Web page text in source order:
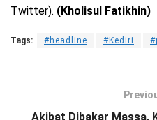
Twitter). (Kholisul Fatikhin)
Tags: #headline #Kediri
Akibat Dibakar Massa,